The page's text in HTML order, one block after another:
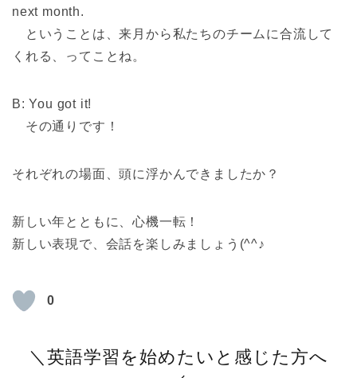
next month.
ということは、来月から私たちのチームに合流して
くれる、ってことね。
B: You got it!
その通りです！
それぞれの場面、頭に浮かんできましたか？
新しい年とともに、心機一転！
新しい表現で、会話を楽しみましょう(^^♪
0
＼英語学習を始めたいと感じた方へ